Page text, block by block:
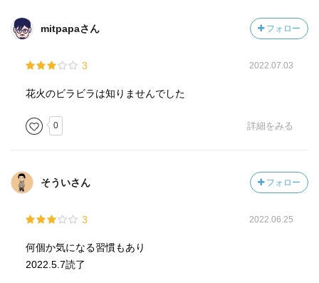
mitpapaさん フォロー
3 2022.07.03
花火のビラビラは知りませんでした
0 詳細をみる
そういさん フォロー
3 2022.06.25
何個か気になる習慣もあり
2022.5.7読了